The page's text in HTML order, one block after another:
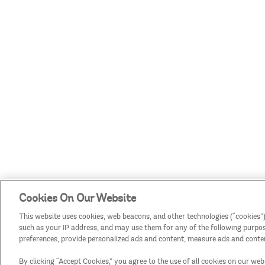
Cookies On Our Website
This website uses cookies, web beacons, and other technologies
such as your IP address, and may use them for any of the following
preferences, provide personalized ads and content, measure ads and
By clicking “Accept Cookies,” you agree to the use of all cookies on our